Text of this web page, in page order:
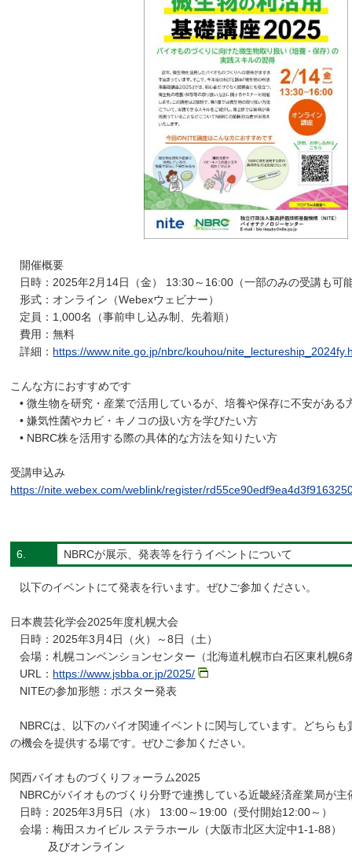
開催概要
日時：2025年2月14日（金） 13:30～16:00（一部のみの受講も可
形式：オンライン（Webexウェビナー）
定員：1,000名（事前申し込み制、先着順）
費用：無料
詳細： https://www.nite.go.jp/nbrc/kouhou/
こんな方におすすめです
• 微生物を研究・産業で活用しているが、培養や保存に不安がある
• 嫌気性菌やカビ・キノコの扱い方を学びたい方
• NBRC株を活用する際の具体的な方法を知りたい方
受講申込み
https://nite.webex.com/weblink/register/
6. NBRCが展示、発表等を行うイベントについて
以下のイベントにて発表を行います。ぜひご参加ください。
日本農芸化学会2025年度札幌大会
日時：2025年3月4日（火）～8日（土）
会場：札幌コンベンションセンター（北海道札幌市白石区東札幌6
URL： https://www.jsbba.or.jp/2025/
NITEの参加形態：ポスター発表
NBRCは、以下のバイオ関連イベントに関与しています。どちらも
の機会を提供する場です。ぜひご参加ください。
関西バイオものづくりフォーラム2025
NBRCがバイオものづくり分野で連携している近畿経済産業局が主
日時：2025年3月5日（水） 13:00～19:00（受付開始12:00～）
会場：梅田スカイビル ステラホール（大阪市北区大淀中1-1-88）
及びオンライン